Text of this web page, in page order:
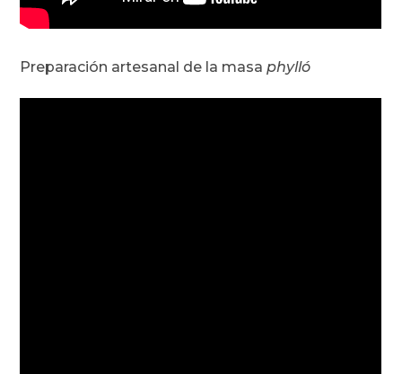
Preparación artesanal de la masaphylló